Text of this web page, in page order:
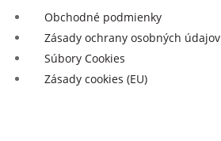
Obchodné podmienky
Zásady ochrany osobných údajov
Súbory Cookies
Zásady cookies (EU)